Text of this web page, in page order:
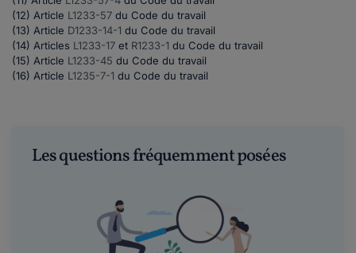
(12) Article L1233-57 du Code du travail
(13) Article D1233-14-1 du Code du travail
(14) Articles L1233-17 et R1233-1 du Code du travail
(15) Article L1233-45 du Code du travail
(16) Article L1235-7-1 du Code du travail
Les questions fréquemment posées